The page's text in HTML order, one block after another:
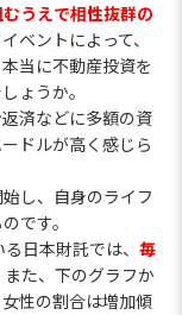
うえで相性抜群の
ベントによって、
当に不動産投資を
ょうか。
済などに多額の資
ドルが高く感じら
し、自身のライフ
です。
日本財託では、 毎
た、下のグラフか
性の割合は増加傾